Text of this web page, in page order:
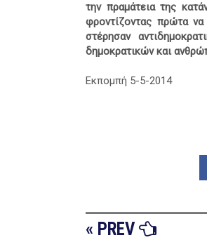
την πραμάτεια της
φροντίζοντας πρώτα
στέρησαν
δημοκρατικών και
Εκπομπή 5-5-2014
« PREV